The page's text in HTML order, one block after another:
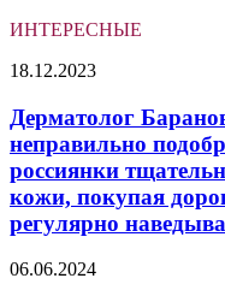
ИНТЕРЕСНЫЕ
Дерматолог
коже
вредят
макияж
и
неправильно
подобранный
уход.
Многие
18.12.2023
Дерматолог
неправильно
россиянки
кожи, покупая
регулярно
Спортивное
06.06.2024